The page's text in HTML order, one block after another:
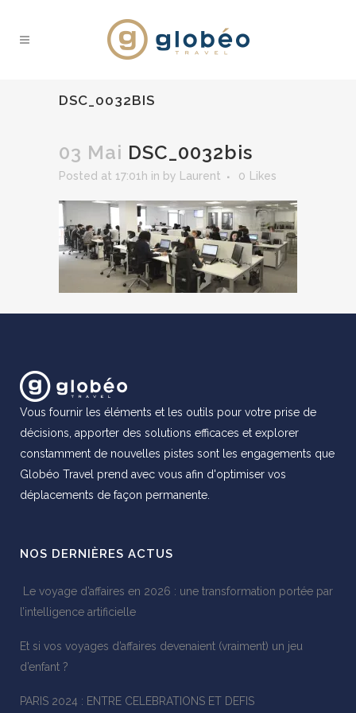
DSC_0032BIS
03 Mai DSC_0032bis
Posted at 17:01h in by Laurent 0 Likes
Vous fournir les éléments et les outils pour votre prise de
décisions, apporter des solutions efficaces et explorer
constamment de nouvelles pistes sont les engagements que
Globéo Travel prend avec vous afin d'optimiser vos
déplacements de façon permanente.
NOS DERNIÈRES ACTUS
Le voyage d’affaires en 2026 : une transformation portée par
l’intelligence artificielle
Et si vos voyages d’affaires devenaient (vraiment) un jeu
d’enfant ?
PARIS 2024 : ENTRE CELEBRATIONS ET DEFIS